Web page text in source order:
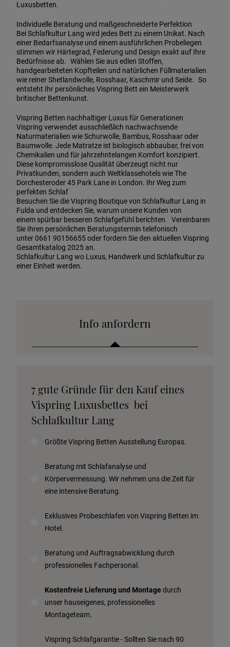
Luxusbetten.
Individuelle Beratung und maßgeschneiderte Perfektion
Bei Schlafkultur Lang wird jedes Bett zu einem Unikat. Nach
einer Bedarfsanalyse und einem ausführlichen Probeliegen
stimmen wir Härtegrad, Federung und Design exakt auf Ihre
Bedürfnisse ab. Wählen Sie aus edlen Stoffen,
handgearbeiteten Kopfteilen und natürlichen Füllmaterialien
wie reiner Shetlandwolle, Rosshaar, Kaschmir und Seide. So
entsteht Ihr persönliches Vispring Bett ein Meisterwerk
britischer Bettenkunst.
Vispring Betten nachhaltiger Luxus für Generationen
Vispring verwendet ausschließlich nachwachsende
Naturmaterialien wie Schurwolle, Bambus, Rosshaar oder
Baumwolle. Jede Matratze ist biologisch abbaubar, frei von
Chemikalien und für jahrzehntelangen Komfort konzipiert.
Diese kompromisslose Qualität überzeugt nicht nur
Privatkunden, sondern auch Weltklassehotels wie The
Dorchesteroder 45 Park Lane in London. Ihr Weg zum
perfekten Schlaf
Besuchen Sie die Vispring Boutique von Schlafkultur Lang in
Fulda und entdecken Sie, warum unsere Kunden von
einem spürbar besseren Schlafgefühl berichten. Vereinbaren
Sie Ihren persönlichen Beratungstermin telefonisch
unter 0661 90156655 oder fordern Sie den aktuellen Vispring
Gesamtkatalog 2025 an.
Schlafkultur Lang wo Luxus, Handwerk und Schlafkultur zu
einer Einheit werden.
Info anfordern
Stoffkollektion anfordern
Telefonische Beratung anfordern
Beratungstermin vereinbaren
Probeschlafen im Hotel
7 gute Gründe für den Kauf eines
Vispring Luxusbettes bei
Schlafkultur Lang
Größte Vispring Betten Ausstellung Europas.
Beratung mit Schlafanalyse und
Körpervermessung. Wir nehmen uns die Zeit für
eine intensive Beratung.
Exklusives Probeschlafen von Vispring Betten im
Hotel.
Beratung und Auftragsabwicklung durch
professionelles Fachpersonal.
Kostenfreie Lieferung und Montage durch
unser hauseigenes, professionelles
Montageteam.
Vispring Schlafgarantie - Sollten Sie nach 90